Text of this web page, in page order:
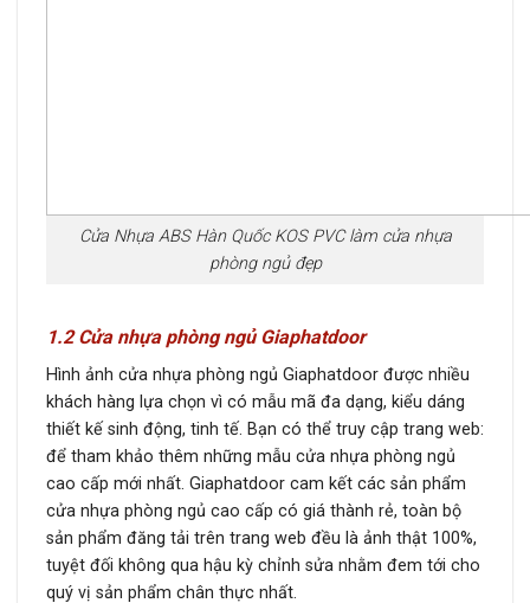
Cửa Nhựa ABS Hàn Quốc KOS PVC làm cửa nhựa
phòng ngủ đẹp
1.2 Cửa nhựa phòng ngủ Giaphatdoor
Hình ảnh cửa nhựa phòng ngủ Giaphatdoor được nhiều
khách hàng lựa chọn vì có mẫu mã đa dạng, kiểu dáng
thiết kế sinh động, tinh tế. Bạn có thể truy cập trang web:
để tham khảo thêm những mẫu cửa nhựa phòng ngủ
cao cấp mới nhất. Giaphatdoor cam kết các sản phẩm
cửa nhựa phòng ngủ cao cấp có giá thành rẻ, toàn bộ
sản phẩm đăng tải trên trang web đều là ảnh thật 100%,
tuyệt đối không qua hậu kỳ chỉnh sửa nhằm đem tới cho
quý vị sản phẩm chân thực nhất.